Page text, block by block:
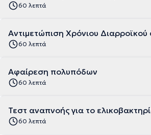
60 λεπτά
Αντιμετώπιση Χρόνιου
60 λεπτά
Αφαίρεση πολυπόδων
60 λεπτά
Τεστ αναπνοής για το
60 λεπτά